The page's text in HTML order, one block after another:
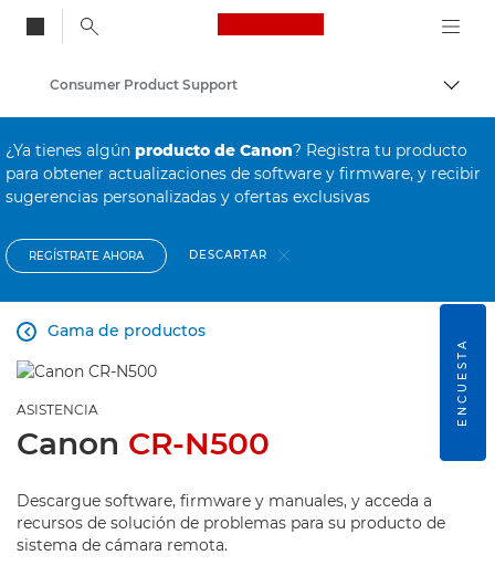
Canon Logo, back
Consumer Product Support
¿Ya tienes algún producto de Canon? Registra tu producto
para obtener actualizaciones de software y firmware, y recibir
sugerencias personalizadas y ofertas exclusivas
REGÍSTRATE AHORA DESCARTAR
Gama de productos

ASISTENCIA
Canon CR-N500
Descargue software, firmware y manuales, y acceda a
recursos de solución de problemas para su producto de
sistema de cámara remota.
ENCUESTA